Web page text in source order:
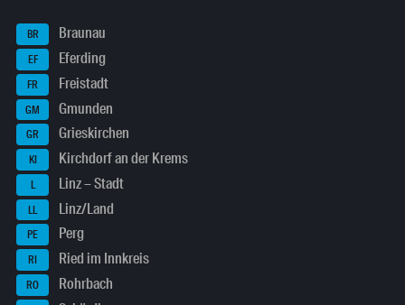
BR Braunau
EF Eferding
FR Freistadt
GM Gmunden
GR Grieskirchen
KI Kirchdorf an der Krems
L Linz – Stadt
LL Linz/Land
PE Perg
RI Ried im Innkreis
RO Rohrbach